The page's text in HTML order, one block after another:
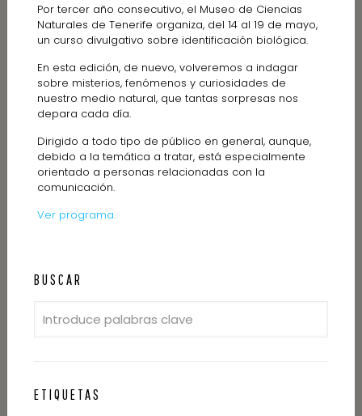
Por tercer año consecutivo, el Museo de Ciencias
Naturales de Tenerife organiza, del 14 al 19 de mayo,
un curso divulgativo sobre identificación biológica.
En esta edición, de nuevo, volveremos a indagar
sobre misterios, fenómenos y curiosidades de
nuestro medio natural, que tantas sorpresas nos
depara cada día.
Dirigido a todo tipo de público en general, aunque,
debido a la temática a tratar, está especialmente
orientado a personas relacionadas con la
comunicación.
Ver programa.
BUSCAR
ETIQUETAS